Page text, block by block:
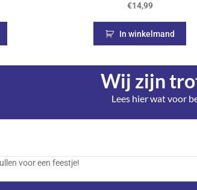
€14,99
In winkelmand
Wij zijn
Lees hier wat voor
voor een feestje!